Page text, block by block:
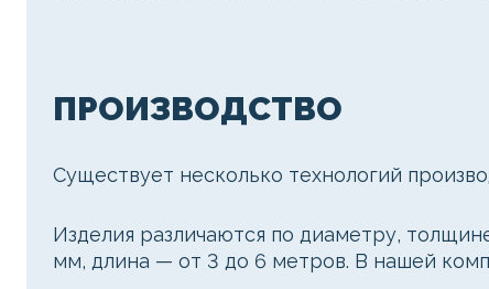
ПРОИЗВОДСТВО
Существует несколько технологий
Изделия различаются по диаметру,
мм, длина — от 3 до 6 метров. В нашей